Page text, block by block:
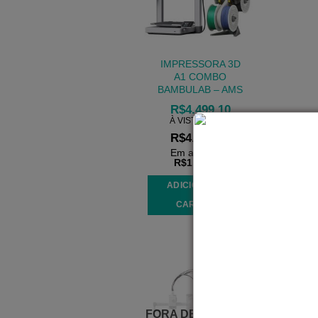
IMPRESSORA 3D
A1 COMBO
BAMBULAB – AMS
R$4.499,10
À VISTA NO PIX
R$4.859,03
Em até
R$1.214,76
ADICIONAR AO
CARRINHO
FORA DE ESTOQUE